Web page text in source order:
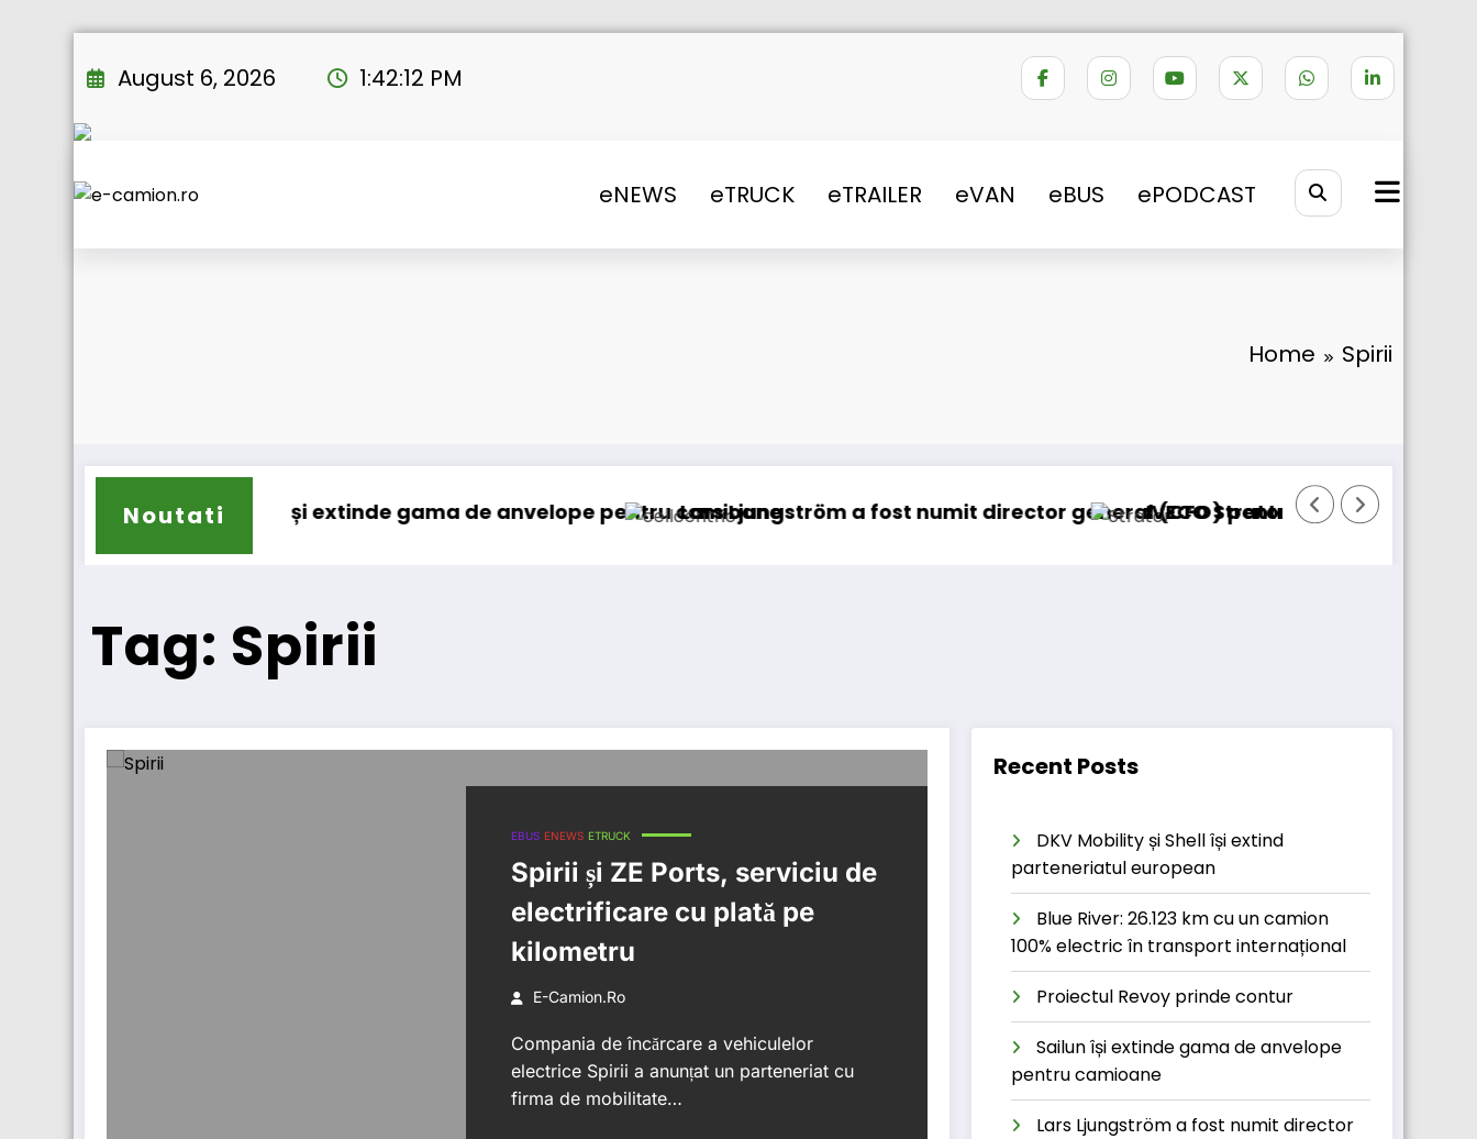
to
August 6, 2026 1:42:12 PM
eNEWS eTRUCK eTRAILER eVAN eBUS ePODCAST
Home Spirii
Noutati
Sailun își extinde gama de anvelope pentru camioaneLars Ljungström a fost numit director general (CFO) pentru cellcentric
IVECO Strator se întoarce
Tag: Spirii
EBUS ENEWS ETRUCK
Spirii și ZE Ports, serviciu de
electrificare cu plată pe
kilometru
E-Camion.ro
Compania de încărcare a vehiculelor
electrice Spirii a anunțat un parteneriat cu
firma de mobilitate…
Recent Posts
DKV Mobility și Shell își extind
parteneriatul european
Blue River: 26.123 km cu un camion
100% electric în transport internațional
Proiectul Revoy prinde contur
Sailun își extinde gama de anvelope
pentru camioane
Lars Ljungström a fost numit director